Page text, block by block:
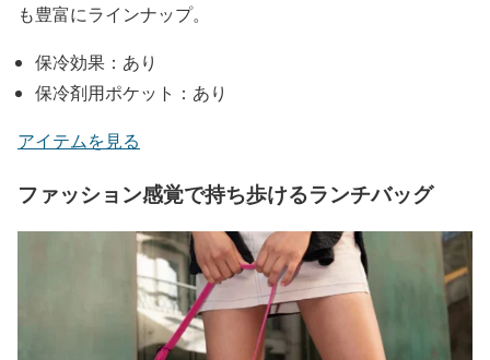
も豊富にラインナップ。
保冷効果：あり
保冷剤用ポケット：あり
アイテムを見る
ファッション感覚で持ち歩けるランチバッグ